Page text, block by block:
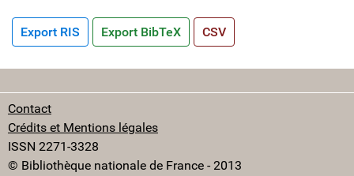
Export RIS Export BibTeX CSV
Contact
Crédits et Mentions légales
ISSN 2271-3328
© Bibliothèque nationale de France - 2013